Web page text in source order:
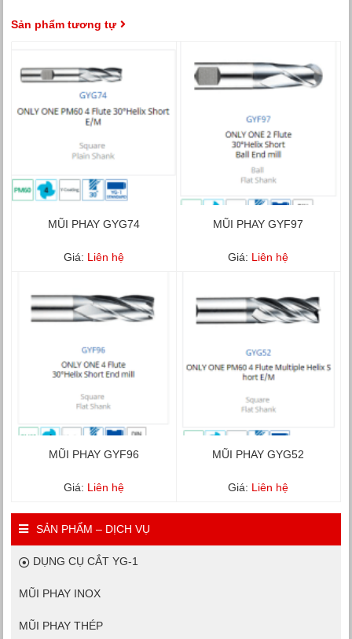
Sản phẩm tương tự
MŨI PHAY GYG74
Giá: Liên hệ
MŨI PHAY GYF97
Giá: Liên hệ
MŨI PHAY GYF96
Giá: Liên hệ
MŨI PHAY GYG52
Giá: Liên hệ
SẢN PHẨM – DỊCH VỤ
DỤNG CỤ CẮT YG-1
MŨI PHAY INOX
MŨI PHAY THÉP